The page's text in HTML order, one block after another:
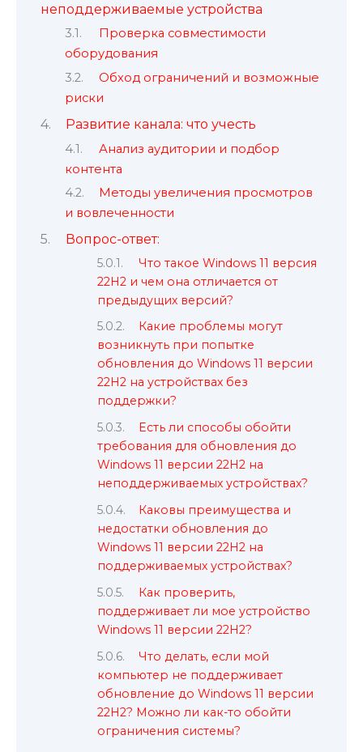
неподдерживаемые устройства
Проверка совместимости
оборудования
Обход ограничений и возможные
риски
Развитие канала: что учесть
Анализ аудитории и подбор
контента
Методы увеличения просмотров
и вовлеченности
Вопрос-ответ:
Что такое Windows 11 версия
22H2 и чем она отличается от
предыдущих версий?
Какие проблемы могут
возникнуть при попытке
обновления до Windows 11 версии
22H2 на устройствах без
поддержки?
Есть ли способы обойти
требования для обновления до
Windows 11 версии 22H2 на
неподдерживаемых устройствах?
Каковы преимущества и
недостатки обновления до
Windows 11 версии 22H2 на
поддерживаемых устройствах?
Как проверить,
поддерживает ли мое устройство
Windows 11 версии 22H2?
Что делать, если мой
компьютер не поддерживает
обновление до Windows 11 версии
22H2? Можно ли как-то обойти
ограничения системы?